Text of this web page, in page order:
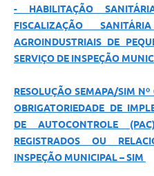
- HABILITAÇÃO
FISCALIZAÇÃO
AGROINDUSTRIAIS DE
SERVIÇO DE INSPEÇÃO
RESOLUÇÃO SEMAPA/SIM
OBRIGATORIEDADE DE
DE AUTOCONTROLE
REGISTRADOS OU
INSPEÇÃO MUNICIPAL – SIM